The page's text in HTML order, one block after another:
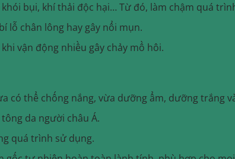
bụi, khí thải độc hại… Từ đó, làm chậm quá
lỗ chân lông hay gây nổi mụn.
vận động nhiều gây chảy mồ hôi.
có thể chống nắng, vừa dưỡng ẩm, dưỡng trắng
da người châu Á.
quá trình sử dụng.